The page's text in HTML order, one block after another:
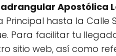
Apostólica
hasta la Calle
Para facilitar tu
sitio web, así como